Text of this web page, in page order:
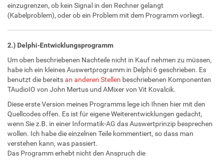
einzugrenzen, ob kein Signal in den Rechner gelangt
(Kabelproblem), oder ob ein Problem mit dem Programm vorliegt.
2.) Delphi-Entwicklungsprogramm
Um oben beschriebenen Nachteile nicht in Kauf nehmen zu müssen,
habe ich ein kleines Auswertprogramm in Delphi 6 geschrieben. Es
benutzt die bereitsan anderen Stellen beschriebenen Komponenten
TAudioIO von John Mertus und AMixer von Vit Kovalcik.
Diese erste Version meines Programms lege ich Ihnen hier mit den
Quellcodes offen. Es ist für eigene Weiterentwicklungen gedacht,
wenn Sie z.B. in einer Informatik-AG das Auswertprinzip besprechen
wollen. Ich habe die einzelnen Teile kommentiert, so dass man
verstehen kann, was passiert.
Das Programm erhebt nicht den Anspruch die